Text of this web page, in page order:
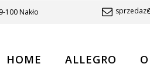
100 Nakło
HOME ALLEGRO